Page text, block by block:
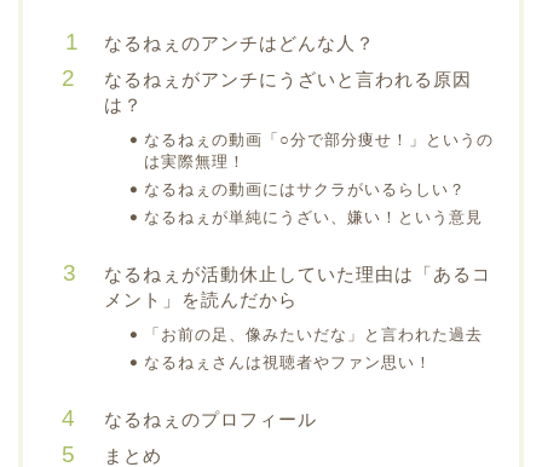
なるねぇのアンチはどんな人？
なるねぇがアンチにうざいと言われる原因
は？
なるねぇの動画「○分で部分痩せ！」というの
は実際無理！
なるねぇの動画にはサクラがいるらしい？
なるねぇが単純にうざい、嫌い！という意見
なるねぇが活動休止していた理由は「あるコ
メント」を読んだから
「お前の足、像みたいだな」と言われた過去
なるねぇさんは視聴者やファン思い！
なるねぇのプロフィール
まとめ